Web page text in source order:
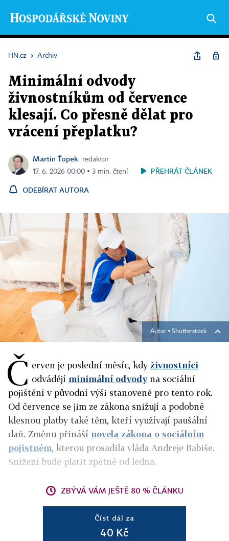
HN.cz › Archiv
Minimální odvody
živnostníkům od července
klesají. Co přesně dělat pro
vrácení přeplatku?
Martin Ťopek
redaktor
17. 6. 2026 00:00 ▪ 3 min. čtení
PŘEHRÁT ČLÁNEK
ODEBÍRAT AUTORA
Autor ▪ Shutterstock
Č erven je poslední měsíc, kdy živnostníci
odvádějí minimální odvodyna sociální
pojištění v původní výši stanovené pro tento rok.
Od července se jim ze zákona snižují a podobně
klesnou platby také těm, kteří využívají paušální
daň. Změnu přináší novela zákona o sociálním
pojistném, kterou prosadila vláda Andreje Babiše.
Snížení bude platit zpětně od ledna.
ZBÝVÁ VÁM JEŠTĚ 80 % ČLÁNKU
Číst dál za
40 Kč